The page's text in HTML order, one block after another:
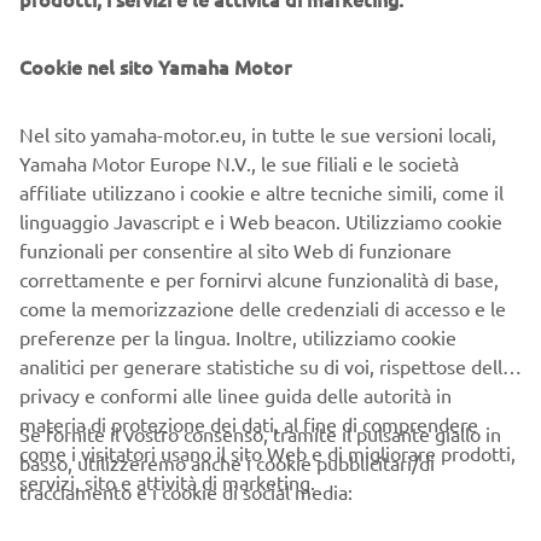
vertice, con i potenti motori e l'avanzato design del telaio,
da moto.
Cookie nel sito Yamaha Motor
Nel sito yamaha-motor.eu, in tutte le sue versioni locali,
Yamaha Motor Europe N.V., le sue filiali e le società
affiliate utilizzano i cookie e altre tecniche simili, come il
linguaggio Javascript e i Web beacon. Utilizziamo cookie
funzionali per consentire al sito Web di funzionare
correttamente e per fornirvi alcune funzionalità di base,
come la memorizzazione delle credenziali di accesso e le
preferenze per la lingua. Inoltre, utilizziamo cookie
analitici per generare statistiche su di voi, rispettose della
privacy e conformi alle linee guida delle autorità in
materia di protezione dei dati, al fine di comprendere
come i visitatori usano il sito Web e di migliorare prodotti,
servizi, sito e attività di marketing.
Se fornite il vostro consenso, tramite il pulsante giallo in
basso, utilizzeremo anche i cookie pubblicitari/di
tracciamento e i cookie di social media: